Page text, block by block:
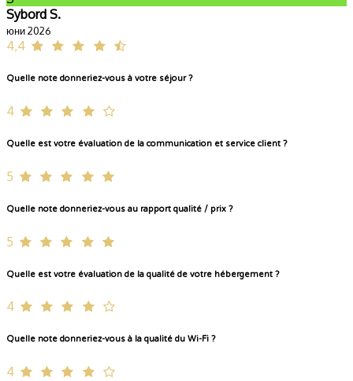
Sybord S.
юни 2026
4,4
Quelle note donneriez-vous à votre séjour ?
4
Quelle est votre évaluation de la communication et service client ?
5
Quelle note donneriez-vous au rapport qualité / prix ?
5
Quelle est votre évaluation de la qualité de votre hébergement ?
4
Quelle note donneriez-vous à la qualité du Wi-Fi ?
4